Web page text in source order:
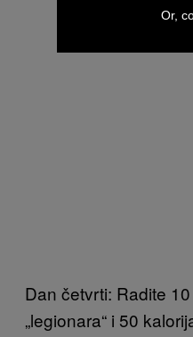
Dan četvrti: Radite
„legionara“ i 50
Or,